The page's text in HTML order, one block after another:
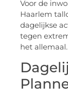
Voor de
Haarlem
dagelijkse
tegen
het allemaal.